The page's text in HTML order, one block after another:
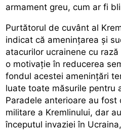
armament greu, cum ar fi
Purtătorul de cuvânt al
indicat că amenințarea și
atacurilor ucrainene cu
o motivație în reducerea
fondul acestei amenințări
luate toate măsurile pentru
Paradele anterioare au
militare a Kremlinului, dar
începutul invaziei în